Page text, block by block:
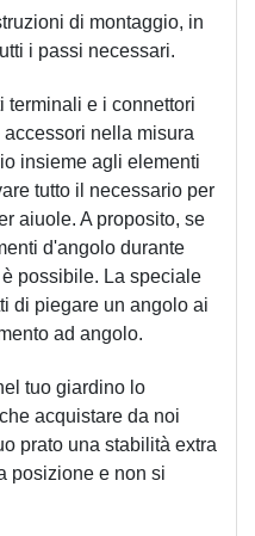
di montaggio, in
i passi necessari.
terminali e i connettori
nella misura
insieme agli elementi
tutto il necessario per
aiuole. A proposito, se
d'angolo durante
possibile. La speciale
di piegare un angolo ai
ad angolo.
tuo giardino lo
acquistare da noi
prato una stabilità extra
posizione e non si